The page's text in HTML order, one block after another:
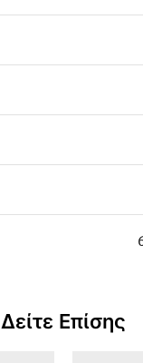
Δείτε Επίσης